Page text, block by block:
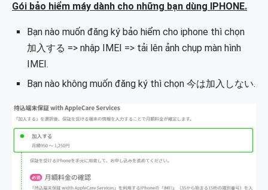
Gói bảo hiểm máy dành cho những bạn dùng IPHONE.
Bạn nào muốn đăng ký bảo hiểm cho iphone thì chọn
加入する => nhập IMEI => tải lên ảnh chụp màn hình
IMEI.
Bạn nào không muốn đăng ký thì chọn 今は加入しない.